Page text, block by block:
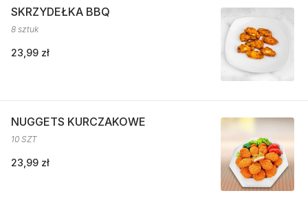
SKRZYDEŁKA BBQ
8 sztuk
23,99 zł
NUGGETS KURCZAKOWE
10 SZT
23,99 zł